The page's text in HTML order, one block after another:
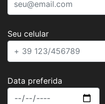
Seu celular
Data preferida